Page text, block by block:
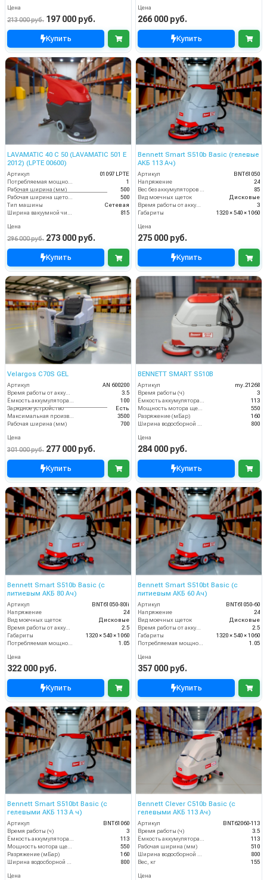
Цена
213 000 руб. 197 000 руб.
Купить
Цена
266 000 руб.
Купить
LAVAMATIC 40 C 50 (LAVAMATIC 501 E
2012) (LPTE 00600)
Артикул
01097 LPTE
Потребляемая мощность (кВт)
1
Рабочая ширина (мм)
500
Рабочая ширина щеток (мм)
500
Тип машины
Сетевая
Ширина вакуумной чистки (мм)
815
Цена
296 000 руб. 273 000 руб.
Купить
Bennett Smart S510b Basic (гелевые
АКБ 113 Ач)
Артикул
BNT61050
Напряжение
24
Вес без аккумуляторов (кг)
85
Вид моечных щеток
Дисковые
Время работы от аккумуляторов (ч)
3
Габариты
1320 × 540 × 1060
Цена
275 000 руб.
Купить
Velargos C70S GEL
Артикул
AN 600200
Время работы от аккумуляторов (ч)
3.5
100
Зарядное устройство
Есть
3500
Рабочая ширина (мм)
700
Цена
301 000 руб. 277 000 руб.
Купить
BENNETT SMART S510B
Артикул
my.21268
Время работы (ч)
3
113
550
Разряжение (мБар)
160
800
Цена
284 000 руб.
Купить
Bennett Smart S510b Basic (с
литиевым АКБ 80 Ач)
Артикул
BNT61050-80li
Напряжение
24
Вид моечных щеток
Дисковые
Время работы от аккумуляторов (ч)
2.5
Габариты
1320 × 540 × 1060
1.05
Цена
322 000 руб.
Купить
Bennett Smart S510bt Basic (с
литиевым АКБ 60 Ач)
Артикул
BNT61050-60
Напряжение
24
Вид моечных щеток
Дисковые
Время работы от аккумуляторов (ч)
2.5
Габариты
1320 × 540 × 1060
1.05
Цена
357 000 руб.
Купить
Bennett Smart S510bt Basic (с
гелевыми АКБ 113 А ч)
Артикул
BNT61060
Время работы (ч)
3
Ёмкость аккумулятора (Ач)
113
Мощность мотора щеток
550
Разряжение (мБар)
160
Ширина водосборной рейки
800
Цена
Bennett Clever C510b Basic (с
гелевыми АКБ 113 Ач)
Артикул
BNT62060-113
Время работы (ч)
3.5
Ёмкость аккумулятора (Ач)
113
Рабочая ширина (мм)
510
Ширина водосборной рейки
800
Вес, кг
155
Цена